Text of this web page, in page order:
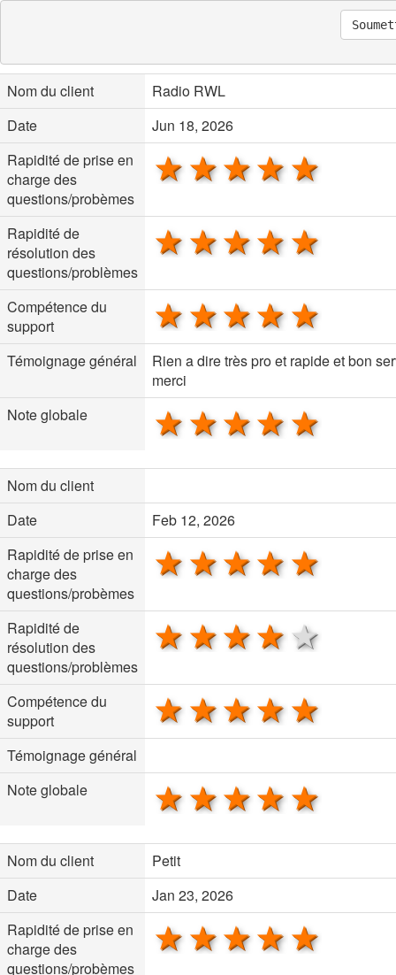
Nom du client
Radio RWL
Date
Jun 18, 2026
Rapidité de prise en
charge des
questions/probèmes
4 stars
3 stars
2 stars
1 star
Rapidité de
résolution des
questions/problèmes
4 stars
3 stars
2 stars
1 star
Compétence du
support
4 stars
3 stars
2 stars
1 star
Témoignage général
Rien a dire très pro et rapide et bon
merci
Note globale
4 stars
3 stars
2 stars
1 star
Nom du client
Date
Feb 12, 2026
Rapidité de prise en
charge des
questions/probèmes
4 stars
3 stars
2 stars
1 star
Rapidité de
résolution des
questions/problèmes
4 stars
3 stars
2 stars
1 star
Compétence du
support
4 stars
3 stars
2 stars
1 star
Témoignage général
Note globale
4 stars
3 stars
2 stars
1 star
Nom du client
Petit
Date
Jan 23, 2026
Rapidité de prise en
charge des
questions/probèmes
4 stars
3 stars
2 stars
1 star